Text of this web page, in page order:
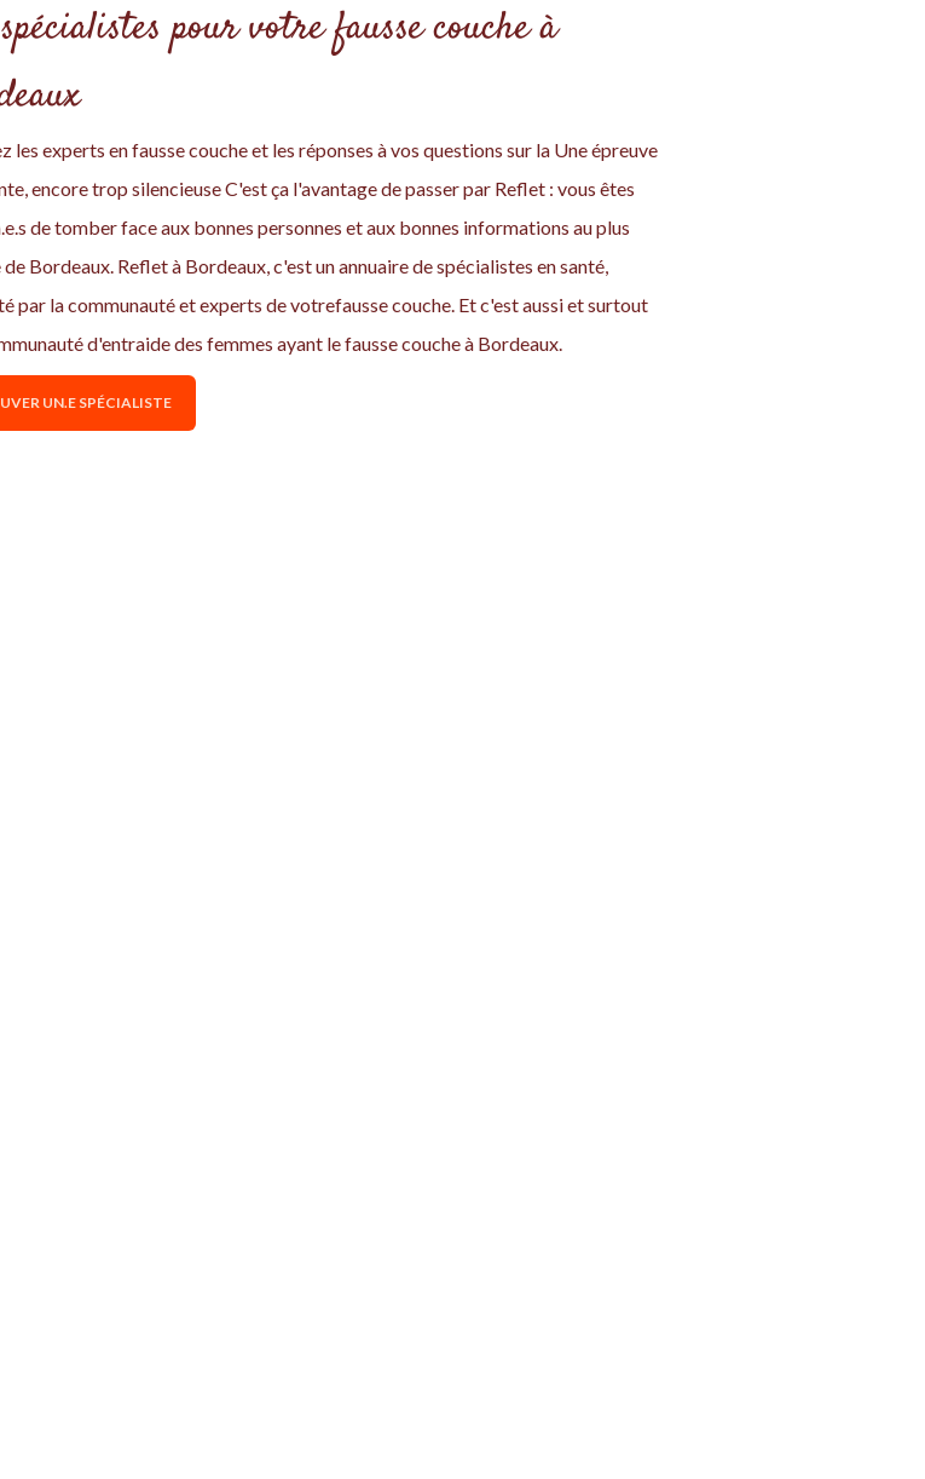
pour votre fausse couche à
les experts en fausse couche et les réponses à vos questions sur la Une épreuve
encore trop silencieuse C'est ça l'avantage de passer par Reflet : vous êtes
de tomber face aux bonnes personnes et aux bonnes informations au plus
Bordeaux. Reflet à Bordeaux, c'est un annuaire de spécialistes en santé,
par la communauté et experts de votrefausse couche. Et c'est aussi et surtout
d'entraide des femmes ayant le fausse couche à Bordeaux.
UN.E SPÉCIALISTE